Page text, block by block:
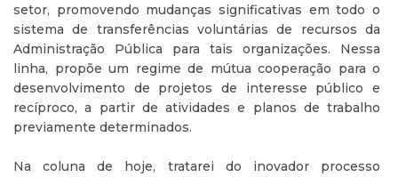
setor, promovendo mudanças significativas em todo o
sistema de transferências voluntárias de recursos da
Administração Pública para tais organizações. Nessa
linha, propõe um regime de mútua cooperação para o
desenvolvimento de projetos de interesse público e
recíproco, a partir de atividades e planos de trabalho
previamente determinados.
Na coluna de hoje, tratarei do inovador processo